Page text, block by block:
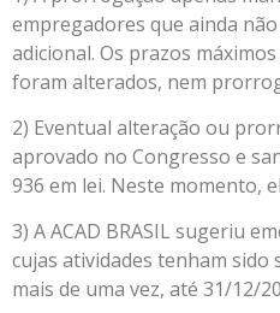
empregadores que ainda
adicional. Os prazos
foram alterados, nem
2) Eventual alteração ou
aprovado no Congresso e
936 em lei. Neste momento,
3) A ACAD BRASIL sugeriu
cujas atividades tenham
mais de uma vez, até 31/12/